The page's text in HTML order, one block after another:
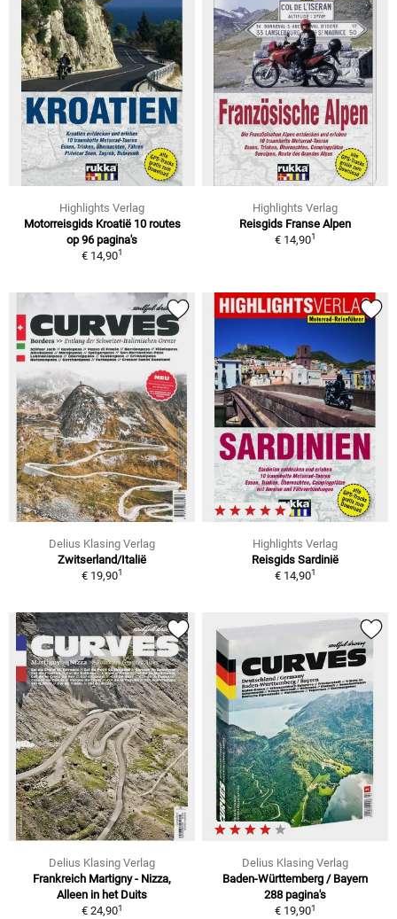
Highlights Verlag
Motorreisgids Kroatië 10 routes
op 96 pagina's
€ 14,901
Highlights Verlag
Reisgids Franse Alpen
€ 14,901
Delius Klasing Verlag
Zwitserland/Italië
€ 19,901
Highlights Verlag
Reisgids Sardinië
€ 14,901
Delius Klasing Verlag
Frankreich Martigny - Nizza,
Alleen in het Duits
€ 24,901
Delius Klasing Verlag
Baden-Württemberg / Bayern
288 pagina's
€ 19,901